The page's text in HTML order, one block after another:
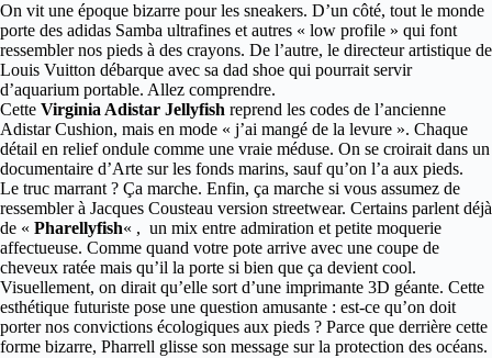
On vit une époque bizarre pour les sneakers. D’un côté, tout le monde
porte des adidas Samba ultrafines et autres « low profile » qui font
ressembler nos pieds à des crayons. De l’autre, le directeur artistique de
Louis Vuitton débarque avec sa dad shoe qui pourrait servir
d’aquarium portable. Allez comprendre.
Cette Virginia Adistar Jellyfish reprend les codes de l’ancienne
Adistar Cushion, mais en mode « j’ai mangé de la levure ». Chaque
détail en relief ondule comme une vraie méduse. On se croirait dans un
documentaire d’Arte sur les fonds marins, sauf qu’on l’a aux pieds.
Le truc marrant ? Ça marche. Enfin, ça marche si vous assumez de
ressembler à Jacques Cousteau version streetwear. Certains parlent déjà
de « Pharellyfish« , un mix entre admiration et petite moquerie
affectueuse. Comme quand votre pote arrive avec une coupe de
cheveux ratée mais qu’il la porte si bien que ça devient cool.
Visuellement, on dirait qu’elle sort d’une imprimante 3D géante. Cette
esthétique futuriste pose une question amusante : est-ce qu’on doit
porter nos convictions écologiques aux pieds ? Parce que derrière cette
forme bizarre, Pharrell glisse son message sur la protection des océans.